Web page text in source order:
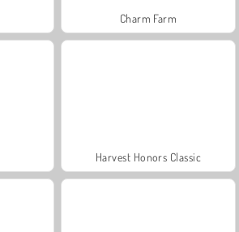
Charm Farm
Harvest Honors Classic